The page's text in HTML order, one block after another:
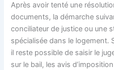
Après avoir tenté une
documents, la démarche
conciliateur de justice ou une
spécialisée dans le logement.
il reste possible de saisir le
sur le bail, les avis